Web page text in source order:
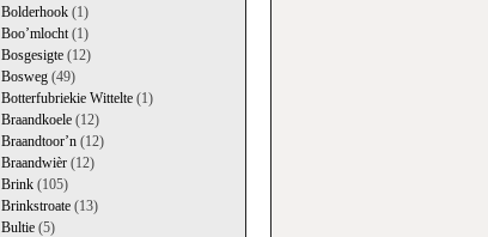
Bolderhook(1)
Boo’mlocht(1)
Bosgesigte(12)
Bosweg(49)
Botterfubriekie Wittelte(1)
Braandkoele(12)
Braandtoor’n(12)
Braandwièr(12)
Brink(105)
Brinkstroate(13)
Bultie(5)